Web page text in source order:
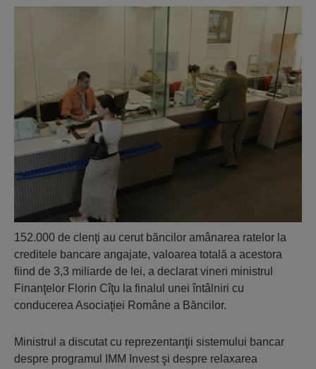
152.000 de clenţi au cerut băncilor amânarea ratelor la
creditele bancare angajate, valoarea totală a acestora
fiind de 3,3 miliarde de lei, a declarat vineri ministrul
Finanţelor Florin Cîţu la finalul unei întâlniri cu
conducerea Asociaţiei Române a Băncilor.
Ministrul a discutat cu reprezentanţii sistemului bancar
despre programul IMM Invest şi despre relaxarea